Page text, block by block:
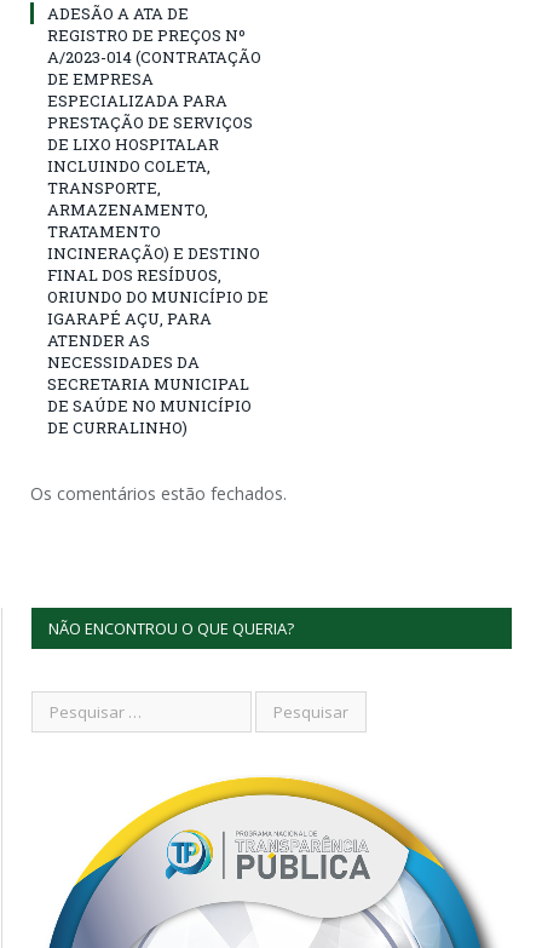
ADESÃO A ATA DE
REGISTRO DE PREÇOS Nº
A/2023-014 (CONTRATAÇÃO
DE EMPRESA
ESPECIALIZADA PARA
PRESTAÇÃO DE SERVIÇOS
DE LIXO HOSPITALAR
INCLUINDO COLETA,
TRANSPORTE,
ARMAZENAMENTO,
TRATAMENTO
INCINERAÇÃO) E DESTINO
FINAL DOS RESÍDUOS,
ORIUNDO DO MUNICÍPIO DE
IGARAPÉ AÇU, PARA
ATENDER AS
NECESSIDADES DA
SECRETARIA MUNICIPAL
DE SAÚDE NO MUNICÍPIO
DE CURRALINHO)
Os comentários estão fechados.
NÃO ENCONTROU O QUE QUERIA?